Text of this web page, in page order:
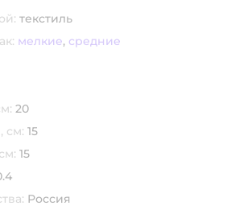
текстиль
мелкие, средние
20
см: 15
15
Россия